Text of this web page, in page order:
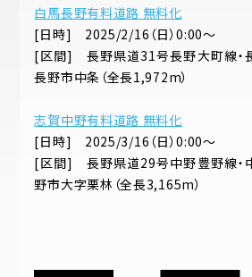
白馬長野有料道路 無料化
[日時] 2025/2/16（日）0:00～
[区間] 長野県道31号長野大町線・
長野市中条（全長1,972m）
志賀中野有料道路 無料化
[日時] 2025/3/16（日）0:00～
[区間] 長野県道29号中野豊野線・
野市大字栗林（全長3,165m）